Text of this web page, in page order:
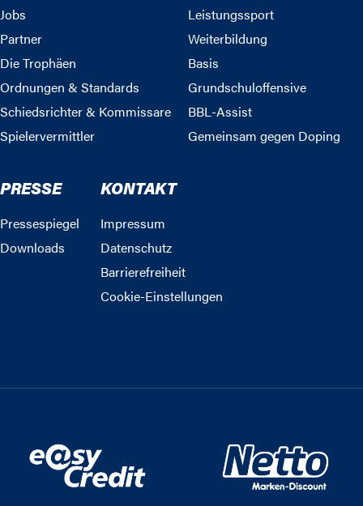
Jobs
Partner
Die Trophäen
Ordnungen & Standards
Schiedsrichter & Kommissare
Spielervermittler
Leistungssport
Weiterbildung
Basis
Grundschuloffensive
BBL-Assist
Gemeinsam gegen Doping
PRESSE
Pressespiegel
Downloads
KONTAKT
Impressum
Datenschutz
Barrierefreiheit
Cookie-Einstellungen